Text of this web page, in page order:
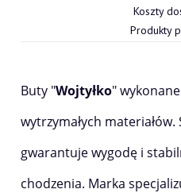
Koszty
Produkty
Buty "Wojtyłko"
wytrzymałych
gwarantuje wygodę i
chodzenia. Marka